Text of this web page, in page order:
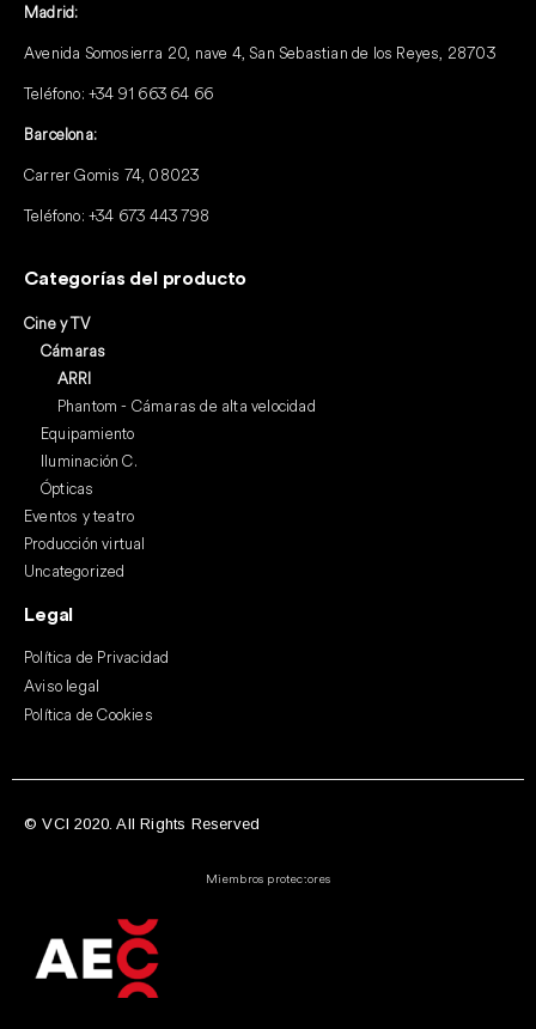
Madrid:
Avenida Somosierra 20, nave 4, San Sebastian de los Reyes, 28703
Teléfono:+34 91 663 64 66
Barcelona:
Carrer Gomis 74, 08023
Teléfono:+34 673 443 798
Categorías del producto
Cine y TV
Cámaras
ARRI
Phantom - Cámaras de alta velocidad
Equipamiento
Iluminación C.
Ópticas
Eventos y teatro
Producción virtual
Uncategorized
Legal
Política de Privacidad
Aviso legal
Política de Cookies
© VCI 2020. All Rights Reserved
Miembros protectores